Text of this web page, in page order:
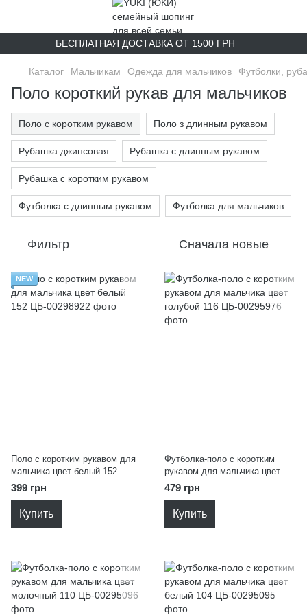
БЕСПЛАТНАЯ ДОСТАВКА ОТ 1500 ГРН
Каталог Мальчикам Одежда для мальчиков Футболки,
Поло короткий рукав для мальчиков
Поло с коротким рукавом Поло з длинным рукавом
Рубашка джинсовая Рубашка с длинным рукавом
Рубашка с коротким рукавом
Футболка с длинным рукавом Футболка для мальчиков
Фильтр Сначала новые
NEW
Поло с коротким рукавом для
мальчика цвет белый 152
399 грн
Купить
Футболка-поло с коротким
рукавом для мальчика цвет
голубой 116
479 грн
Купить